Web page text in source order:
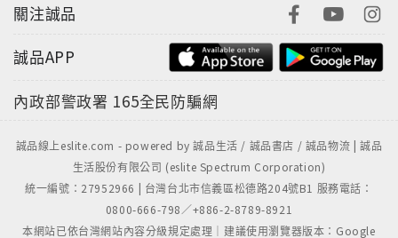
關注誠品
誠品APP
內政部警政署 165全民防騙網
誠品線上eslite.com - powered by 誠品生活 / 誠品書店 / 誠品物流 | 誠品
生活股份有限公司 (eslite Spectrum Corporation)
統一編號：27952966 | 台灣台北市信義區松德路204號B1 服務電話：
0800-666-798／+886-2-8789-8921
本網站已依台灣網站內容分級規定處理｜建議使用瀏覽器版本：Google